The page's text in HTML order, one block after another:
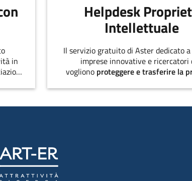
in
Helpdesk
Intellettuale
Il servizio gratuito di Aster dedicato
imprese innovative e ricercatori
vogliono proteggere e trasferire la